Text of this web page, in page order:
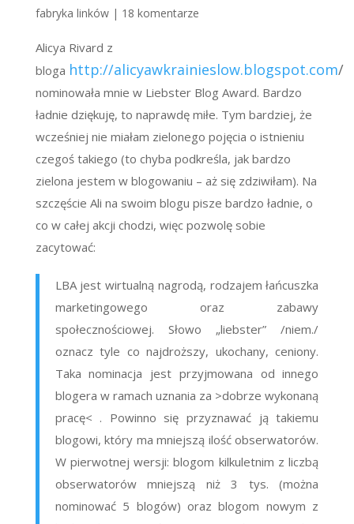
fabryka linków| 18 komentarze
Alicya Rivard z
bloga http://alicyawkrainieslow.blogspot.com/
nominowała mnie w Liebster Blog Award. Bardzo
ładnie dziękuję, to naprawdę miłe. Tym bardziej, że
wcześniej nie miałam zielonego pojęcia o istnieniu
czegoś takiego (to chyba podkreśla, jak bardzo
zielona jestem w blogowaniu – aż się zdziwiłam). Na
szczęście Ali na swoim blogu pisze bardzo ładnie, o
co w całej akcji chodzi, więc pozwolę sobie
zacytować:
LBA jest wirtualną nagrodą, rodzajem łańcuszka
marketingowego oraz zabawy
społecznościowej. Słowo „liebster” /niem./
oznacz tyle co najdroższy, ukochany, ceniony.
Taka nominacja jest przyjmowana od innego
blogera w ramach uznania za >dobrze wykonaną
pracę< . Powinno się przyznawać ją takiemu
blogowi, który ma mniejszą ilość obserwatorów.
W pierwotnej wersji: blogom kilkuletnim z liczbą
obserwatorów mniejszą niż 3 tys. (można
nominować 5 blogów) oraz blogom nowym z